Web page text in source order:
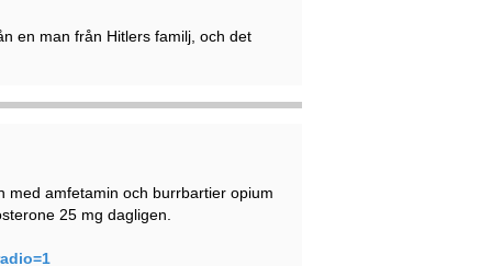
en man från Hitlers familj, och det
med amfetamin och burrbartier opium
25 mg dagligen.